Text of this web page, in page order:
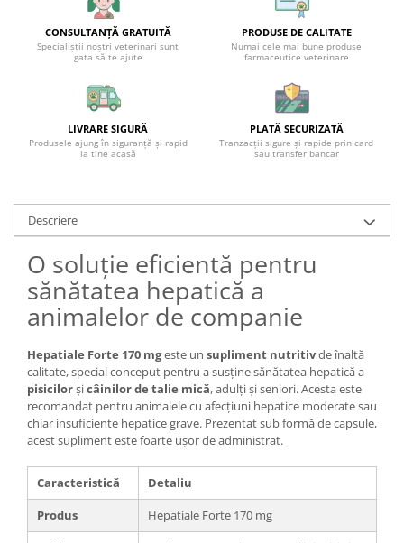
CONSULTANȚĂ GRATUITĂ
Specialiștii noștri veterinari sunt
gata să te ajute
PRODUSE DE CALITATE
Numai cele mai bune produse
farmaceutice veterinare
LIVRARE SIGURĂ
Produsele ajung în siguranță și rapid
la tine acasă
PLATĂ SECURIZATĂ
Tranzacții sigure și rapide prin card
sau transfer bancar
Descriere
O soluție eficientă pentru
sănătatea hepatică a
animalelor de companie
Hepatiale Forte 170 mgeste un supliment nutritivde înaltă
calitate, special conceput pentru a susține sănătatea hepatică a
pisicilorșicâinilor de talie mică, adulți și seniori. Acesta este
recomandat pentru animalele cu afecțiuni hepatice moderate sau
chiar insuficiente hepatice grave. Prezentat sub formă de capsule,
acest supliment este foarte ușor de administrat.
Caracteristică
Detaliu
Produs
Hepatiale Forte 170 mg